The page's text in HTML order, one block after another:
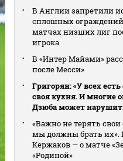
В Англии запретили
сплошных
матчах низших лиг
игрока
В «Интер Майами»
после Месси»
Григорян: «У всех
своя кухня. И многие
Дзюба может
«Важно не терять
мы должны брать их».
Кержаков — о матче
«Родиной»